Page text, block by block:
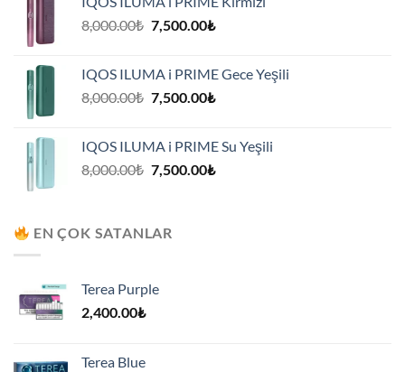
7,500.00₺.
8,000.00₺ Orijinal
7,500.00₺Şu
7,500.00₺.
IQOS ILUMA i PRIME Gece Yeşili
8,000.00₺ Orijinal
7,500.00₺Şu
7,500.00₺.
IQOS ILUMA i PRIME Su Yeşili
8,000.00₺ Orijinal
7,500.00₺Şu
EN ÇOK SATANLAR
Terea Purple
2,400.00₺
Terea Blue